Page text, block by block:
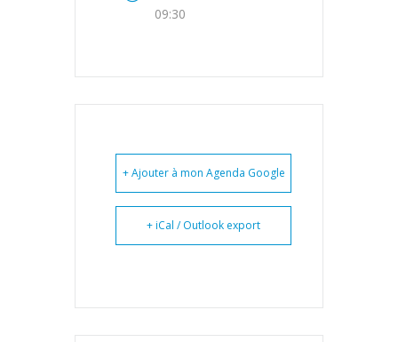
09:30
+ Ajouter à mon Agenda Google
+ iCal / Outlook export